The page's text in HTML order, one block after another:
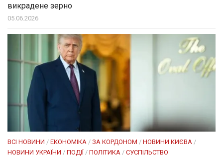
викрадене зерно
05.06.2026
ВСІ НОВИНИ / ЕКОНОМІКА / ЗА КОРДОНОМ / НОВИНИ КИЄВА /
НОВИНИ УКРАЇНИ / ПОДІЇ / ПОЛІТИКА / СУСПІЛЬСТВО